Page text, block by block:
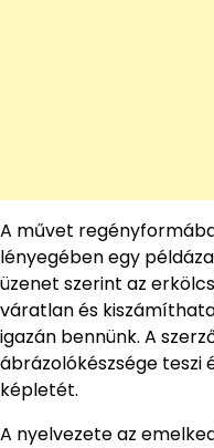
A művet
lényegében egy
üzenet szerint az
váratlan és
igazán bennünk. A
ábrázolókészsége
képletét.
A nyelvezete az